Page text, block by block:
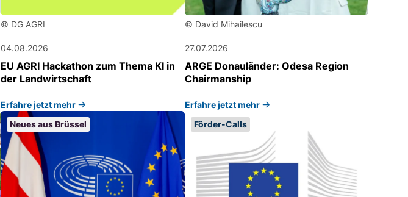
© DG AGRI
04.08.2026
EU AGRI Hackathon zum Thema KI in
der Landwirtschaft
Erfahre jetzt mehr
© David Mihailescu
27.07.2026
ARGE Donauländer: Odesa Region
Chairmanship
Erfahre jetzt mehr
Neues aus Brüssel Förder-Calls